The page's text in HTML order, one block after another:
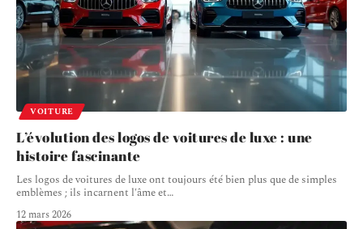
VOITURE
L’évolution des logos de voitures de luxe : une
histoire fascinante
Les logos de voitures de luxe ont toujours été bien plus que de simples
emblèmes ; ils incarnent l'âme et…
12 mars 2026